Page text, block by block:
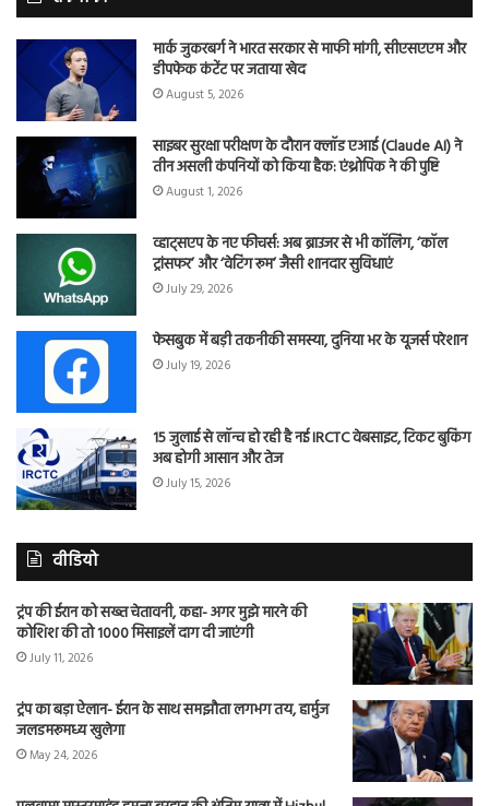
मार्क जुकरबर्ग ने भारत सरकार से माफी मांगी, सीएसएएम और
डीपफेक कंटेंट पर जताया खेद
August 5, 2026
साइबर सुरक्षा परीक्षण के दौरान क्लॉड एआई (Claude AI) ने
तीन असली कंपनियों को किया हैक: एंथ्रोपिक ने की पुष्टि
August 1, 2026
व्हाट्सएप के नए फीचर्स: अब ब्राउजर से भी कॉलिंग, ‘कॉल
ट्रांसफर’ और ‘वेटिंग रूम’ जैसी शानदार सुविधाएं
July 29, 2026
फेसबुक में बड़ी तकनीकी समस्या, दुनिया भर के यूजर्स परेशान
July 19, 2026
15 जुलाई से लॉन्च हो रही है नई IRCTC वेबसाइट, टिकट बुकिंग
अब होगी आसान और तेज
July 15, 2026
वीडियो
ट्रंप की ईरान को सख्त चेतावनी, कहा- अगर मुझे मारने की
कोशिश की तो 1000 मिसाइलें दाग दी जाएंगी
July 11, 2026
ट्रंप का बड़ा ऐलान- ईरान के साथ समझौता लगभग तय, हार्मुज
जलडमरूमध्य खुलेगा
May 24, 2026